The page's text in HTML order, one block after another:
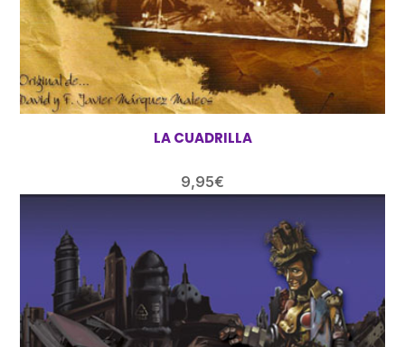
LA CUADRILLA
9,95€